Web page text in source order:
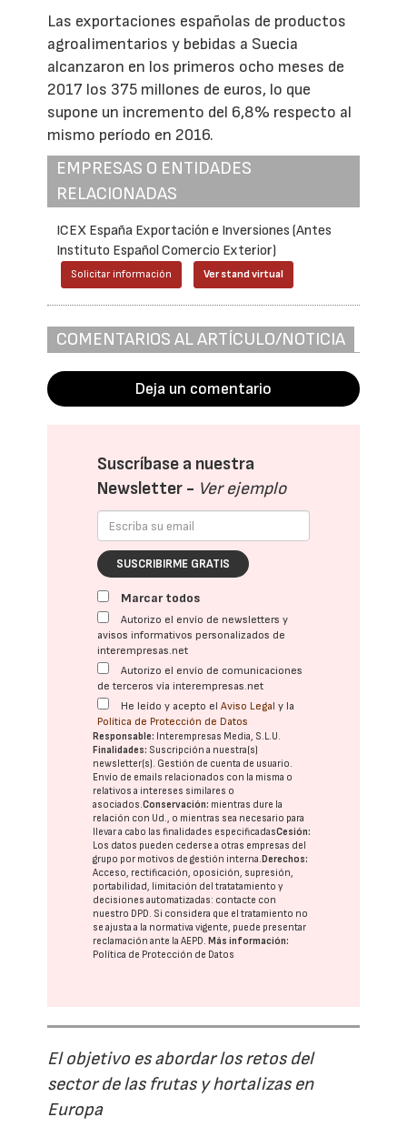
Las exportaciones españolas de productos
agroalimentarios y bebidas a Suecia
alcanzaron en los primeros ocho meses de
2017 los 375 millones de euros, lo que
supone un incremento del 6,8% respecto al
mismo período en 2016.
EMPRESAS O ENTIDADES
RELACIONADAS
ICEX España Exportación e Inversiones (Antes
Instituto Español Comercio Exterior)
Solicitar información Ver stand virtual
COMENTARIOS AL ARTÍCULO/NOTICIA
Deja un comentario
Suscríbase a nuestra
Newsletter - Ver ejemplo
SUSCRIBIRME GRATIS
Marcar todos
Autorizo el envío de newsletters y
avisos informativos personalizados de
interempresas.net
Autorizo el envío de comunicaciones
de terceros vía interempresas.net
He leído y acepto elAviso Legal y la
Política de Protección de Datos
Responsable: Interempresas Media, S.L.U.
Finalidades: Suscripción a nuestra(s)
newsletter(s). Gestión de cuenta de usuario.
Envío de emails relacionados con la misma o
relativos a intereses similares o
asociados.Conservación: mientras dure la
relación con Ud., o mientras sea necesario para
llevar a cabo las finalidades especificadasCesión:
Los datos pueden cederse a otras empresas del
grupo por motivos de gestión interna. Derechos:
Acceso, rectificación, oposición, supresión,
portabilidad, limitación del tratatamiento y
decisiones automatizadas: contacte con
nuestro DPD. Si considera que el tratamiento no
se ajusta a la normativa vigente, puede presentar
reclamación ante laAEPD. Más información:
Política de Protección de Datos
El objetivo es abordar los retos del
sector de las frutas y hortalizas en
Europa